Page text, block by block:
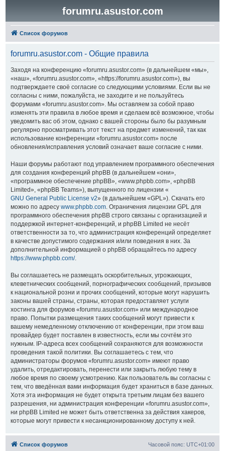
forumru.asustor.com
Список форумов
forumru.asustor.com - Общие правила
Заходя на конференцию «forumru.asustor.com» (в дальнейшем «мы»,
«наш», «forumru.asustor.com», «https://forumru.asustor.com»), вы
подтверждаете своё согласие со следующими условиями. Если вы не
согласны с ними, пожалуйста, не заходите и не пользуйтесь
форумами «forumru.asustor.com». Мы оставляем за собой право
изменять эти правила в любое время и сделаем всё возможное, чтобы
уведомить вас об этом, однако с вашей стороны было бы разумным
регулярно просматривать этот текст на предмет изменений, так как
использование конференции «forumru.asustor.com» после
обновления/исправления условий означает ваше согласие с ними.
Наши форумы работают под управлением программного обеспечения
для создания конференций phpBB (в дальнейшем «они»,
«программное обеспечение phpBB», «www.phpbb.com», «phpBB
Limited», «phpBB Teams»), выпущенного по лицензии «
GNU General Public License v2» (в дальнейшем «GPL»). Скачать его
можно по адресу www.phpbb.com. Ограничения лицензии GPL для
программного обеспечения phpBB строго связаны с организацией и
поддержкой интернет-конференций, и phpBB Limited не несёт
ответственности за то, что администрация конференций определяет
в качестве допустимого содержания и/или поведения в них. За
дополнительной информацией о phpBB обращайтесь по адресу
https://www.phpbb.com/.
Вы соглашаетесь не размещать оскорбительных, угрожающих,
клеветнических сообщений, порнографических сообщений, призывов
к национальной розни и прочих сообщений, которые могут нарушить
законы вашей страны, страны, которая предоставляет услуги
хостинга для форумов «forumru.asustor.com» или международное
право. Попытки размещения таких сообщений могут привести к
вашему немедленному отключению от конференции, при этом ваш
провайдер будет поставлен в известность, если мы сочтём это
нужным. IP-адреса всех сообщений сохраняются для возможности
проведения такой политики. Вы соглашаетесь с тем, что
администраторы форумов «forumru.asustor.com» имеют право
удалить, отредактировать, перенести или закрыть любую тему в
любое время по своему усмотрению. Как пользователь вы согласны с
тем, что введённая вами информация будет храниться в базе данных.
Хотя эта информация не будет открыта третьим лицам без вашего
разрешения, ни администрация конференции «forumru.asustor.com»,
ни phpBB Limited не может быть ответственна за действия хакеров,
которые могут привести к несанкционированному доступу к ней.
Список форумов Часовой пояс: UTC+01:00